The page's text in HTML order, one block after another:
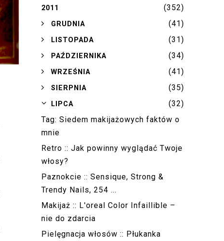
2011 (352)
►GRUDNIA (41)
►LISTOPADA (31)
►PAŹDZIERNIKA (34)
►WRZEŚNIA (41)
►SIERPNIA (35)
▼LIPCA
(32)
Tag: Siedem makijażowych faktów o
mnie
Retro :: Jak powinny wyglądać Twoje
włosy?
Paznokcie :: Sensique, Strong &
Trendy Nails, 254 ...
Makijaż :: L'oreal Color Infaillible –
nie do zdarcia
Pielęgnacja włosów :: Płukanka